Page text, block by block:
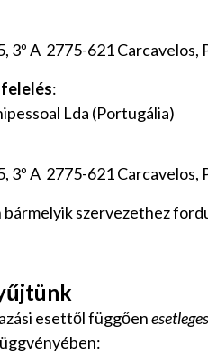
3º A 2775-621 Carcavelos,
:
Lda (Portugália)
3º A 2775-621 Carcavelos,
szervezethez
esettől függően